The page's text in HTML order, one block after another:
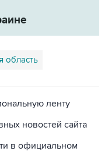
область
ленту
новостей сайта
в официальном